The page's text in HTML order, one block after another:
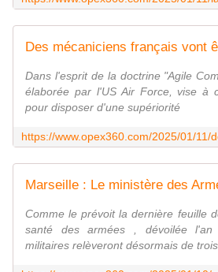
Dans l'esprit de la doctrine "Agile
élaborée par l'US Air Force, vise à
pour disposer d'une supériorité
Comme le prévoit la dernière feuille
santé des armées , dévoilée l'an
militaires relèveront désormais de trois